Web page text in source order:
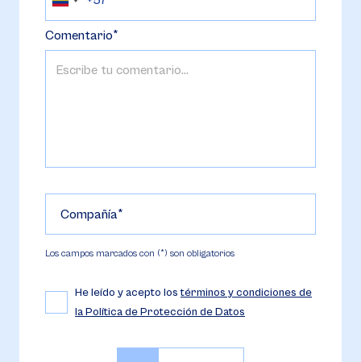
Comentario
Compañía
Los campos marcados con (*) son obligatorios
He leído y acepto lostérminos y condiciones de
la Política de Protección de Datos